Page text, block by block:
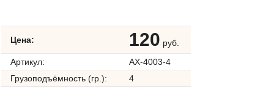
Цена: 120 руб.
Артикул:
AX-4003-4
Грузоподъёмность (гр.):
4